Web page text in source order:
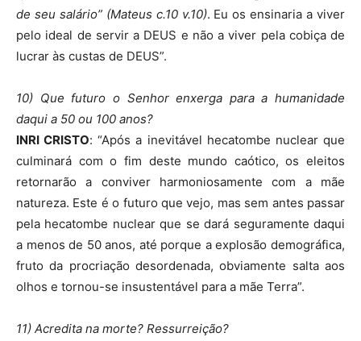
de seu salário” (Mateus c.10 v.10). Eu os ensinaria a viver
pelo ideal de servir a DEUS e não a viver pela cobiça de
lucrar às custas de DEUS”.
10) Que futuro o Senhor enxerga para a humanidade
daqui a 50 ou 100 anos?
INRI CRISTO: “Após a inevitável hecatombe nuclear que
culminará com o fim deste mundo caótico, os eleitos
retornarão a conviver harmoniosamente com a mãe
natureza. Este é o futuro que vejo, mas sem antes passar
pela hecatombe nuclear que se dará seguramente daqui
a menos de 50 anos, até porque a explosão demográfica,
fruto da procriação desordenada, obviamente salta aos
olhos e tornou-se insustentável para a mãe Terra”.
11) Acredita na morte? Ressurreição?